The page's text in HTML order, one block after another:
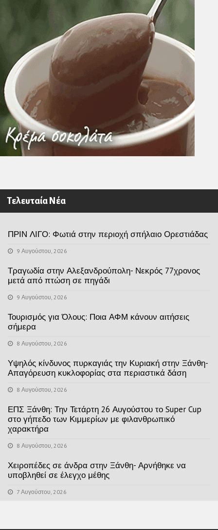
Τελευταία Νέα
ΠΡΙΝ ΛΙΓΟ: Φωτιά στην περιοχή σπήλαιο Ορεστιάδας
9 Αυγούστου, 2026
Τραγωδία στην Αλεξανδρούπολη- Νεκρός 77χρονος
μετά από πτώση σε πηγάδι
9 Αυγούστου, 2026
Τουρισμός για Όλους: Ποια ΑΦΜ κάνουν αιτήσεις
σήμερα
8 Αυγούστου, 2026
Υψηλός κίνδυνος πυρκαγιάς την Κυριακή στην Ξάνθη-
Απαγόρευση κυκλοφορίας στα περιαστικά δάση
8 Αυγούστου, 2026
ΕΠΣ Ξάνθη: Την Τετάρτη 26 Αυγούστου το Super Cup
στο γήπεδο των Κιμμερίων με φιλανθρωπικό
χαρακτήρα
8 Αυγούστου, 2026
Χειροπέδες σε άνδρα στην Ξάνθη- Αρνήθηκε να
υποβληθεί σε έλεγχο μέθης
7 Αυγούστου, 2026